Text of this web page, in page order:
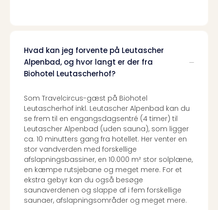
Hvad kan jeg forvente på Leutascher
Alpenbad, og hvor langt er der fra
Biohotel Leutascherhof?
Som Travelcircus-gæst på Biohotel
Leutascherhof inkl. Leutascher Alpenbad kan du
se frem til en engangsdagsentré (4 timer) til
Leutascher Alpenbad (uden sauna), som ligger
ca. 10 minutters gang fra hotellet. Her venter en
stor vandverden med forskellige
afslapningsbassiner, en 10.000 m² stor solplæne,
en kæmpe rutsjebane og meget mere. For et
ekstra gebyr kan du også besøge
saunaverdenen og slappe af i fem forskellige
saunaer, afslapningsområder og meget mere.